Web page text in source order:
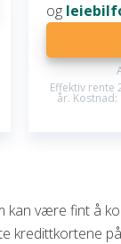
og
Effektiv rente
år.
være fint å
kredittkortene